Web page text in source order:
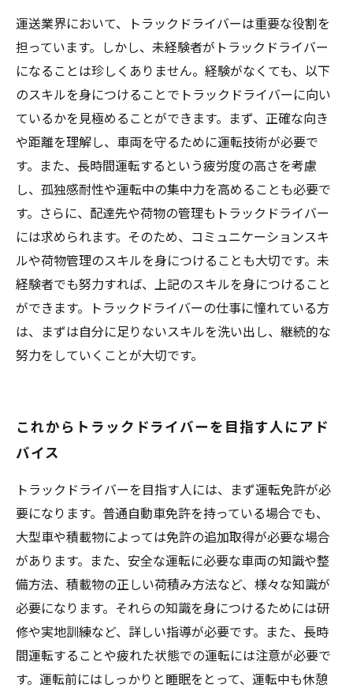
運送業界において、トラックドライバーは重要な役割を
担っています。しかし、未経験者がトラックドライバー
になることは珍しくありません。経験がなくても、以下
のスキルを身につけることでトラックドライバーに向い
ているかを見極めることができます。まず、正確な向き
や距離を理解し、車両を守るために運転技術が必要で
す。また、長時間運転するという疲労度の高さを考慮
し、孤独感耐性や運転中の集中力を高めることも必要で
す。さらに、配達先や荷物の管理もトラックドライバー
には求められます。そのため、コミュニケーションスキ
ルや荷物管理のスキルを身につけることも大切です。未
経験者でも努力すれば、上記のスキルを身につけること
ができます。トラックドライバーの仕事に憧れている方
は、まずは自分に足りないスキルを洗い出し、継続的な
努力をしていくことが大切です。
これからトラックドライバーを目指す人にアド
バイス
トラックドライバーを目指す人には、まず運転免許が必
要になります。普通自動車免許を持っている場合でも、
大型車や積載物によっては免許の追加取得が必要な場合
があります。また、安全な運転に必要な車両の知識や整
備方法、積載物の正しい荷積み方法など、様々な知識が
必要になります。それらの知識を身につけるためには研
修や実地訓練など、詳しい指導が必要です。また、長時
間運転することや疲れた状態での運転には注意が必要で
す。運転前にはしっかりと睡眠をとって、運転中も休憩